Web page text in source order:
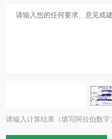
请输入计算结果（填写阿拉伯数